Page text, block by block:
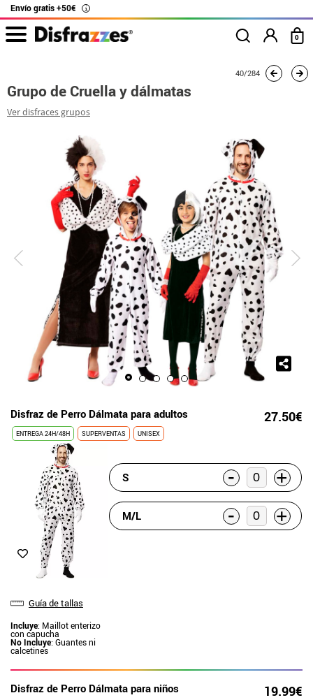
Envío gratis +50€ i
0
Grupo de Cruella y
40/284
Grupo de Cruella y dálmatas
Ver disfraces grupos
Disfraz de Perro Dálmata para adultos 27.50€
ENTREGA 24H/48H SUPERVENTAS UNISEX
Guía de tallas
Incluye: Maillot enterizo
con capucha
No Incluye: Guantes ni
calcetines
S - +
M/L - +
Disfraz de Perro Dálmata para niños 19.99€